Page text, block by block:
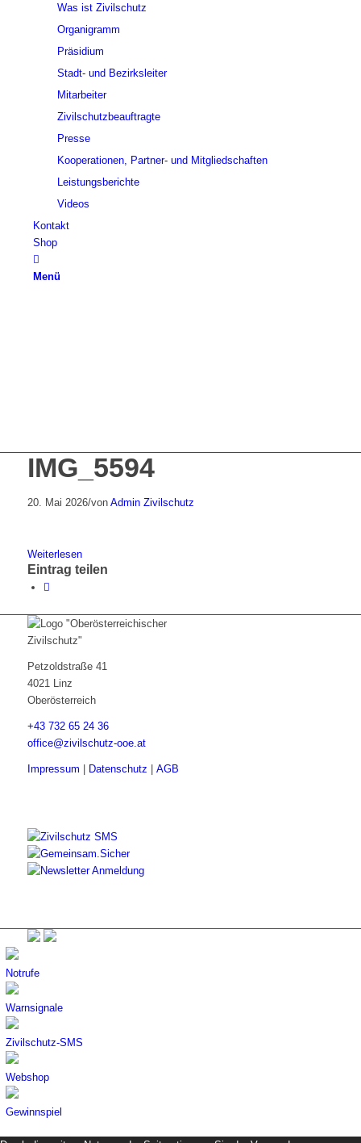
Was ist Zivilschutz
Organigramm
Präsidium
Stadt- und Bezirksleiter
Mitarbeiter
Zivilschutzbeauftragte
Presse
Kooperationen, Partner- und Mitgliedschaften
Leistungsberichte
Videos
Kontakt
Shop
Menü
IMG_5594
20. Mai 2026/von Admin Zivilschutz
Weiterlesen
Eintrag teilen
Petzoldstraße 41
4021 Linz
Oberösterreich
+43 732 65 24 36
office@zivilschutz-ooe.at
Impressum Datenschutz AGB
Notrufe
Warnsignale
Zivilschutz-SMS
Webshop
Gewinnspiel